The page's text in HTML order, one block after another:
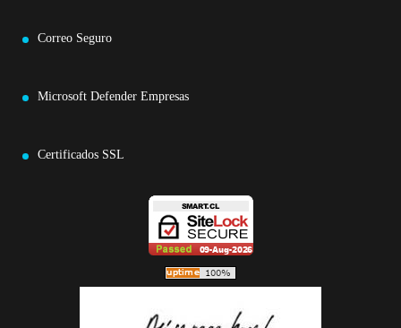
Correo Seguro
Microsoft Defender Empresas
Certificados SSL